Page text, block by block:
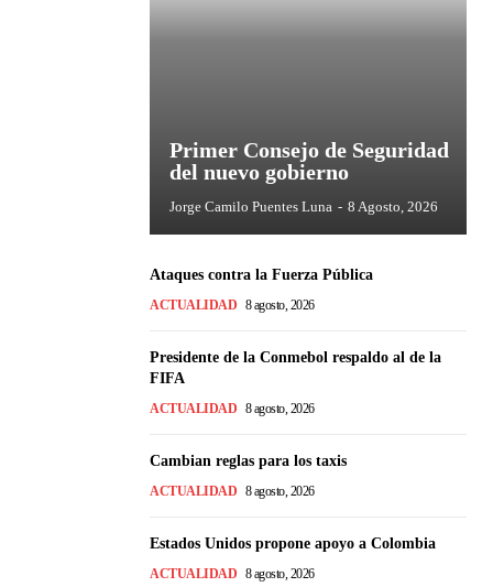
Primer Consejo de Seguridad
del nuevo gobierno
Jorge Camilo Puentes Luna - 8 Agosto, 2026
Ataques contra la Fuerza Pública
ACTUALIDAD 8 agosto, 2026
Presidente de la Conmebol respaldo al de la
FIFA
ACTUALIDAD 8 agosto, 2026
Cambian reglas para los taxis
ACTUALIDAD 8 agosto, 2026
Estados Unidos propone apoyo a Colombia
ACTUALIDAD 8 agosto, 2026